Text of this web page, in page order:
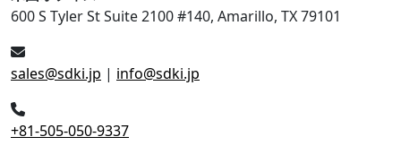
600 S Tyler St Suite 2100 #140, Amarillo, TX 79101
sales@sdki.jp | info@sdki.jp
+81-505-050-9337